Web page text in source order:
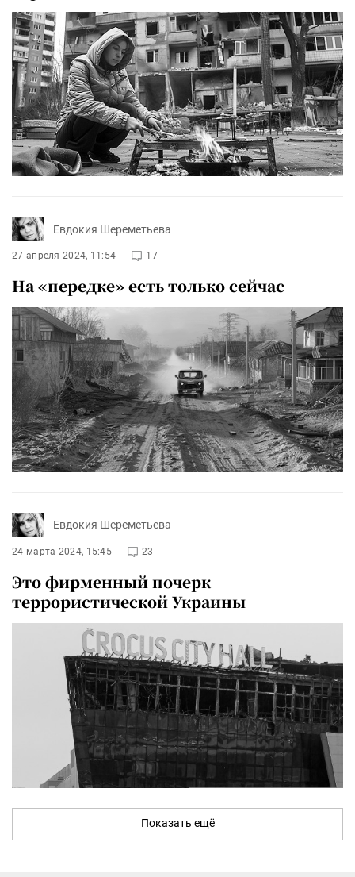
Евдокия Шереметьева
27 апреля 2024, 11:54 17
На «передке» есть только сейчас
Евдокия Шереметьева
24 марта 2024, 15:45 23
Это фирменный почерк
террористической Украины
Показать ещё